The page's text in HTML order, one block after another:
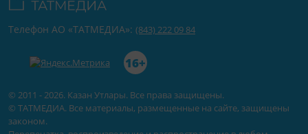
© 2011 - 2026. Казан Утлары. Все права защищены.
© ТАТМЕДИА. Все материалы, размещенные на сайте, защищены
законом.
Телефон АО «ТАТМЕДИА»: (843) 222 09 84
16+